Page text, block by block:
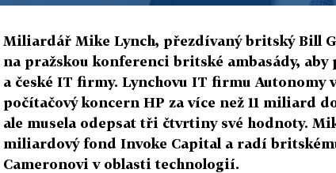
Miliardář Mike Lynch, přezdívaný britský Bill
na pražskou konferenci britské ambasády,
a české IT firmy. Lynchovu IT firmu Autonomy
počítačový koncern HP za více než 11 miliard
ale musela odepsat tři čtvrtiny své hodnoty.
miliardový fond Invoke Capital a radí
Cameronovi v oblasti technologií.